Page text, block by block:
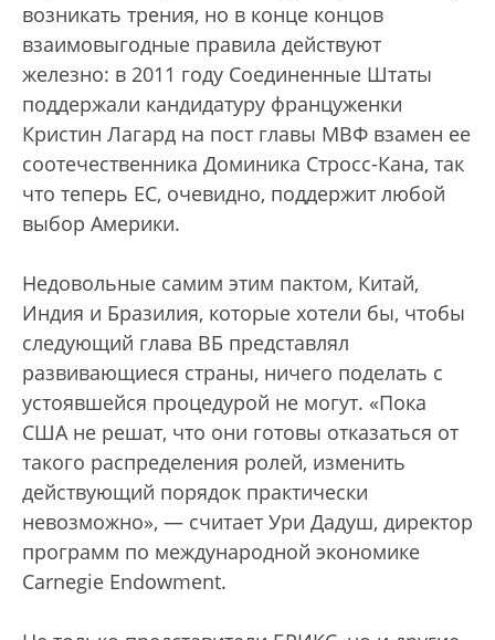
возникать трения, но в конце концов
взаимовыгодные правила действуют
железно: в 2011 году Соединенные Штаты
поддержали кандидатуру француженки
Кристин Лагард на пост главы МВФ взамен ее
соотечественника Доминика Стросс-Кана, так
что теперь ЕС, очевидно, поддержит любой
выбор Америки.
Недовольные самим этим пактом, Китай,
Индия и Бразилия, которые хотели бы, чтобы
следующий глава ВБ представлял
развивающиеся страны, ничего поделать с
устоявшейся процедурой не могут. «Пока
США не решат, что они готовы отказаться от
такого распределения ролей, изменить
действующий порядок практически
невозможно», — считает Ури Дадуш, директор
программ по международной экономике
Carnegie Endowment.